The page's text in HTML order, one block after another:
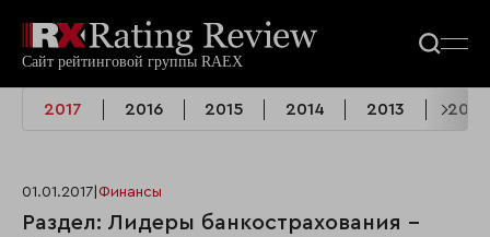
2017 2016 2015 2014 2013 2012
01.01.2017 Финансы
Раздел: Лидеры банкострахования -